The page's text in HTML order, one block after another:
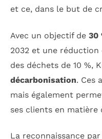
et ce, dans le but de
Avec un objectif de 30
2032 et une réduction
des déchets de 10 %,
décarbonisation. Ces
mais également
ses clients en matière
La reconnaissance